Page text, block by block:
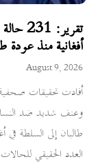
أفغانية منذ عودة
August 9, 2026
العدد الحقيقي